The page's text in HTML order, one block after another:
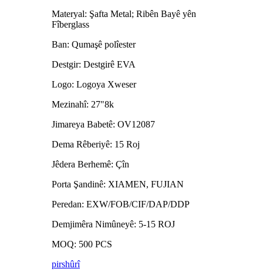
Materyal: Şafta Metal; Ribên Bayê yên
Fîberglass
Ban: Qumaşê polîester
Destgir: Destgirê EVA
Logo: Logoya Xweser
Mezinahî: 27"8k
Jimareya Babetê: OV12087
Dema Rêberiyê: 15 Roj
Jêdera Berhemê: Çîn
Porta Şandinê: XIAMEN, FUJIAN
Peredan: EXW/FOB/CIF/DAP/DDP
Demjimêra Nimûneyê: 5-15 ROJ
MOQ: 500 PCS
pirshûrî